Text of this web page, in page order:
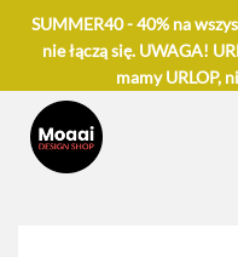
SUMMER40 - 40% na
nie łączą się. UWAGA!
mamy URLOP,